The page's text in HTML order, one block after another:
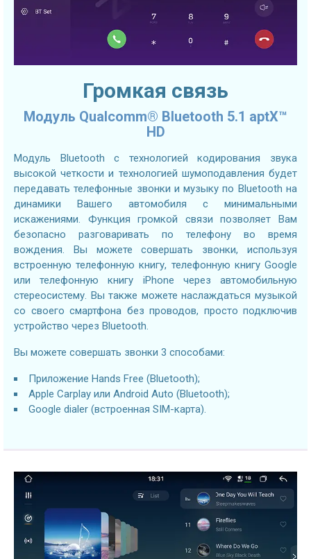
Громкая связь
Модуль Qualcomm® Bluetooth 5.1 aptX™
HD
Модуль Bluetooth с технологией кодирования звука
высокой четкости и технологией шумоподавления будет
передавать телефонные звонки и музыку по Bluetooth на
динамики Вашего автомобиля с минимальными
искажениями. Функция громкой связи позволяет Вам
безопасно разговаривать по телефону во время
вождения. Вы можете совершать звонки, используя
встроенную телефонную книгу, телефонную книгу Google
или телефонную книгу iPhone через автомобильную
стереосистему. Вы также можете наслаждаться музыкой
со своего смартфона без проводов, просто подключив
устройство через Bluetooth.
Вы можете совершать звонки 3 способами:
Приложение Hands Free (Bluetooth);
Apple Carplay или Android Auto (Bluetooth);
Google dialer (встроенная SIM-карта).